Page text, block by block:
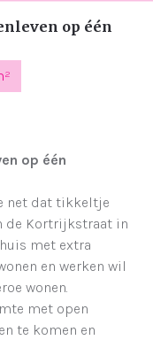
op één
op één
net dat tikkeltje
de Kortrijkstraat in
met extra
en werken wil
wonen.
met open
te komen en